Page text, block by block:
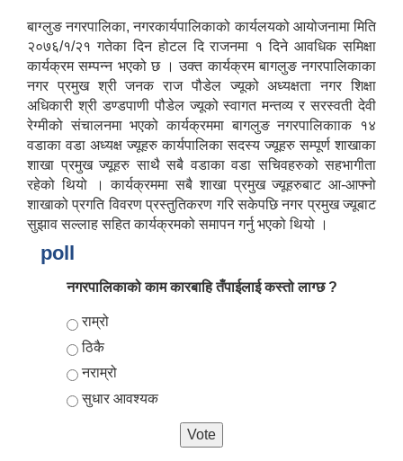
बाग्लुङ नगरपालिका, नगरकार्यपालिकाको कार्यलयको आयोजनामा मिति
२०७६/१/२१ गतेका दिन होटल दि राजनमा १ दिने आवधिक समिक्षा
कार्यक्रम सम्पन्न भएको छ । उक्त कार्यक्रम बागलुङ नगरपालिकाका
नगर प्रमुख श्री जनक राज पौडेल ज्यूको अध्यक्षता नगर शिक्षा
अधिकारी श्री डण्डपाणी पौडेल ज्यूको स्वागत मन्तव्‍य र सरस्वती देवी
रेग्मीको संचालनमा भएको कार्यक्रममा बागलुङ नगरपालिकााक १४
वडाका वडा अध्यक्ष ज्यूहरु कार्यपालिका सदस्य ज्यूहरु सम्पूर्ण शाखाका
शाखा प्रमुख ज्यूहरु साथै सबै वडाका वडा सचिवहरुको सहभागीता
रहेको थियो । कार्यक्रममा सबै शाखा प्रमुख ज्यूहरुबाट आ-आफ्नो
शाखाको प्रगति विवरण प्रस्तुतिकरण गरि सकेपछि नगर प्रमुख ज्यूबाट
सुझाव सल्लाह सहित कार्यक्रमको समापन गर्नु भएको थियो ।
poll
नगरपालिकाको काम कारबाहि तँपाईलाई कस्तो लाग्छ ?
Choices
राम्रो
ठिकै
नराम्रो
सुधार आवश्यक